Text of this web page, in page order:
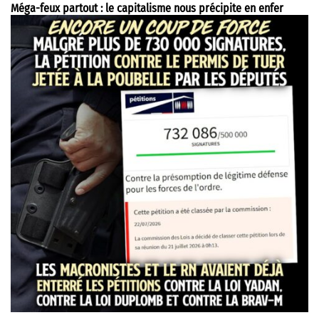
Méga-feux partout : le capitalisme nous précipite en enfer